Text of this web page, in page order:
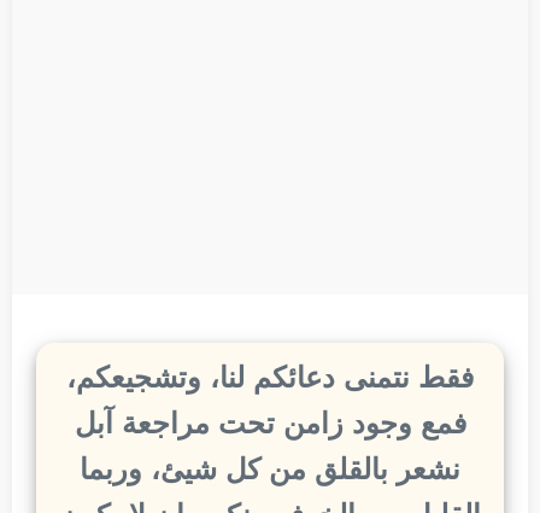
فقط نتمنى دعائكم لنا، وتشجيعكم،
فمع وجود زامن تحت مراجعة آبل
نشعر بالقلق من كل شيئ، وربما